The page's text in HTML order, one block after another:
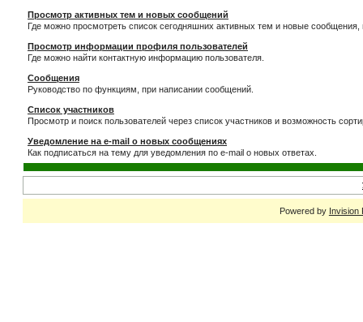
Просмотр активных тем и новых сообщений
Где можно просмотреть список сегодняшних активных тем и новые
Просмотр информации профиля пользователей
Где можно найти контактную информацию пользователя.
Сообщения
Руководство по функциям, при написании сообщений.
Список участников
Просмотр и поиск пользователей через список участников и возможность
Уведомление на e-mail о новых сообщениях
Как подписаться на тему для уведомления по e-mail о новых ответах.
Powered by Invision